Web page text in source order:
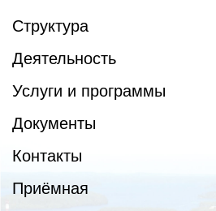
Структура
Деятельность
Услуги и программы
Документы
Контакты
Приёмная